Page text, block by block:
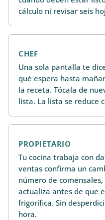
cálculo ni revisar seis
CHEF
Una sola pantalla te
qué espera hasta
la receta. Tócala de
lista. La lista se reduce
PROPIETARIO
Tu cocina trabaja con
ventas confirma un
número de
actualiza antes de que
frigorífica. Sin
hora.